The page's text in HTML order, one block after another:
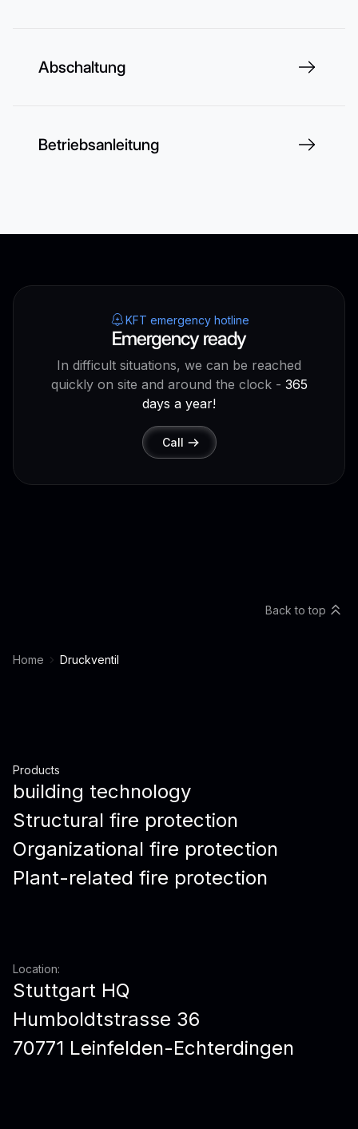
Abschaltung
Betriebsanleitung
KFT emergency hotline
Emergency ready
In difficult situations, we can be reached
quickly on site and around the clock - 365
days a year!
Call
Home Druckventil
Back to top
Products
building technology
Structural fire protection
Organizational fire protection
Plant-related fire protection
Location:
Stuttgart HQ
Humboldtstrasse 36
70771 Leinfelden-Echterdingen